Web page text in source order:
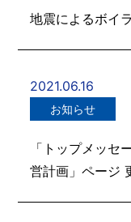
地震によるボイ
2021.06.16
お知らせ
「トップメッセ
営計画」ページ